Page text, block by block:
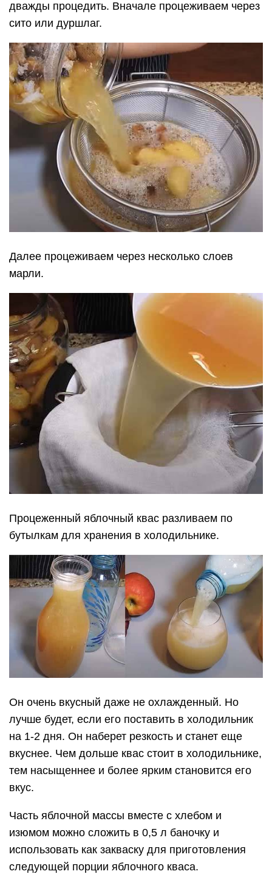
дважды процедить. Вначале процеживаем через
сито или дуршлаг.
Далее процеживаем через несколько слоев
марли.
Процеженный яблочный квас разливаем по
бутылкам для хранения в холодильнике.
Он очень вкусный даже не охлажденный. Но
лучше будет, если его поставить в холодильник
на 1-2 дня. Он наберет резкость и станет еще
вкуснее. Чем дольше квас стоит в холодильнике,
тем насыщеннее и более ярким становится его
вкус.
Часть яблочной массы вместе с хлебом и
изюмом можно сложить в 0,5 л баночку и
использовать как закваску для приготовления
следующей порции яблочного кваса.